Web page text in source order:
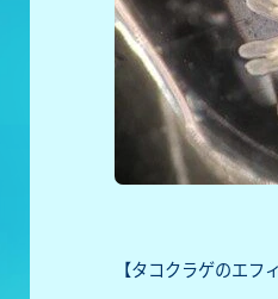
【タコクラゲのエフ